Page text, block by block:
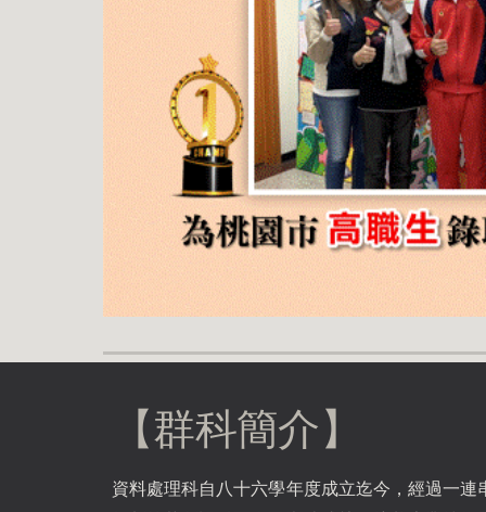
【群科簡介】
資料處理科自八十六學年度成立迄今，經過一